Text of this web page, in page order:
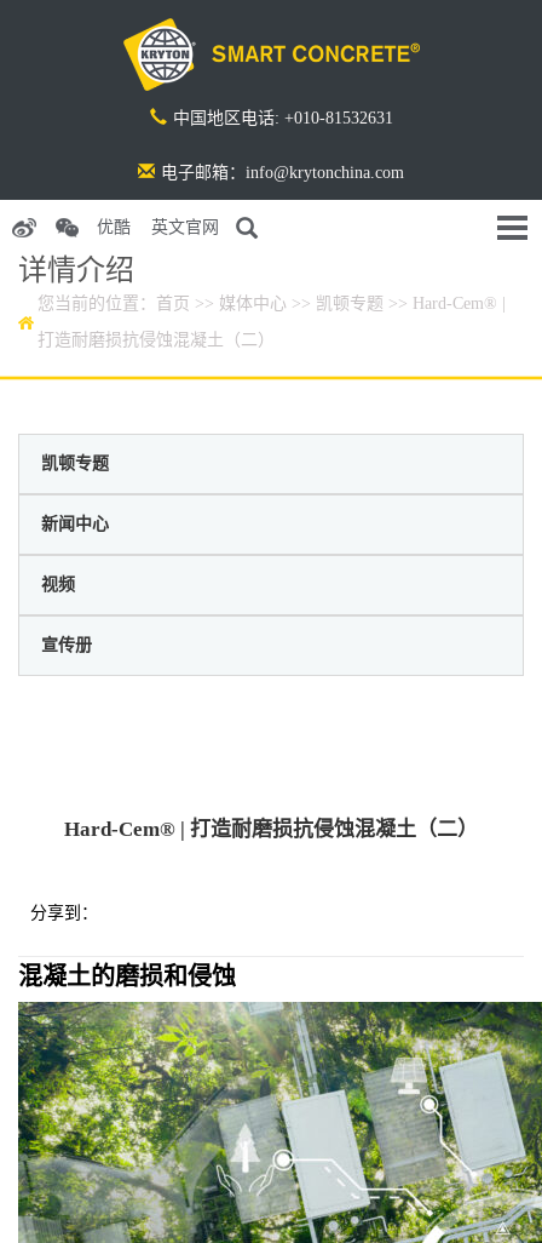
中国地区电话: +010-81532631
电子邮箱：info@krytonchina.com
优酷 英文官网
详情介绍
您当前的位置： 首页 >> 媒体中心 >> 凯顿专题 >> Hard-Cem® |
打造耐磨损抗侵蚀混凝土（二）
凯顿专题
新闻中心
视频
宣传册
Hard-Cem® | 打造耐磨损抗侵蚀混凝土（二）
分享到：
混凝土的磨损和侵蚀